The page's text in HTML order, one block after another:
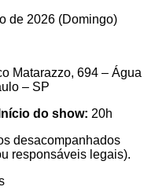
de 2026 (Domingo)
Matarazzo, 694 – Água
– SP
Início do show: 20h
desacompanhados
responsáveis legais).